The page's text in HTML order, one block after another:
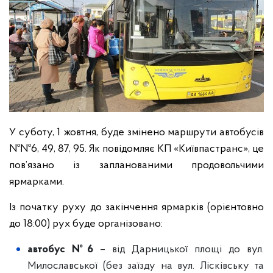
У суботу, 1 жовтня, буде змінено маршрути автобусів
№№6, 49, 87, 95. Як повідомляє КП «Київпастранс», це
пов’язано із запланованими продовольчими
ярмарками.
Із початку руху до закінчення ярмарків (орієнтовно
до 18:00) рух буде організовано:
автобус №6– від Дарницької площі до вул.
Милославської (без заїзду на вул. Лісківську та